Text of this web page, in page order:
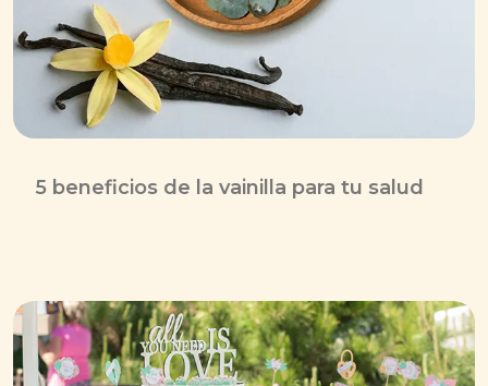
5 beneficios de la vainilla para tu salud